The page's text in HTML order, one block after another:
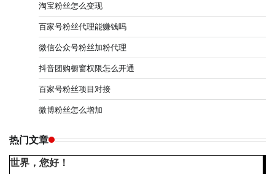
淘宝粉丝怎么变现
百家号粉丝代理能赚钱吗
微信公众号粉丝加粉代理
抖音团购橱窗权限怎么开通
百家号粉丝项目对接
微博粉丝怎么增加
热门文章
世界，您好！